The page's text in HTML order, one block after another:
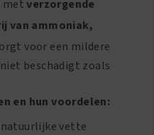
metverzorgende
van ammoniak,
voor een mildere
beschadigt zoals
en hun voordelen:
natuurlijke vette